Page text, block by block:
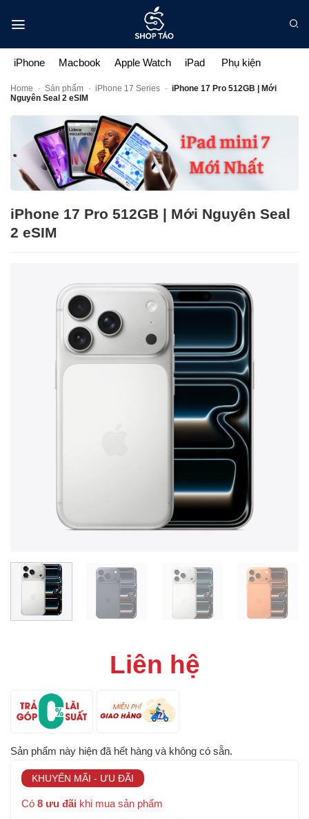
qua
iPhone Macbook Apple Watch iPad Phụ kiện
Home - Sản phẩm - iPhone 17 Series - iPhone 17 Pro 512GB | Mới
Nguyên Seal 2 eSIM
iPhone 17 Pro 512GB | Mới Nguyên Seal
2 eSIM
Liên hệ
Sản phẩm này hiện đã hết hàng và không có sẵn.
KHUYẾN MÃI - ƯU ĐÃI
Có 8 ưu đãi khi mua sản phẩm